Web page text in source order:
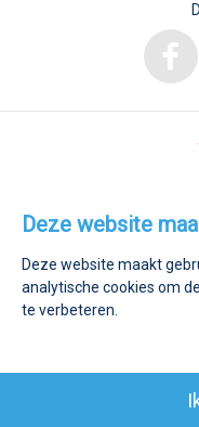
Deze website
Deze website maakt
analytische cookies om
te verbeteren.